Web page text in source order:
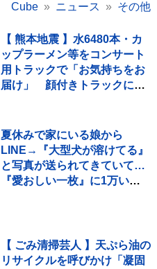
Cube
ニュース その他
【 熊本地震 】水6480本・カ
ップラーメン等をコンサート
用トラックで「お気持ちをお
届け」 顔付きトラックにた
夏休みで家にいる娘から
LINE→『大型犬が溶けてる』
と写真が送られてきていて…
『愛おしい一枚』に1万いい
【 ごみ清掃芸人 】天ぷら油の
リサイクルを呼びかけ「凝固